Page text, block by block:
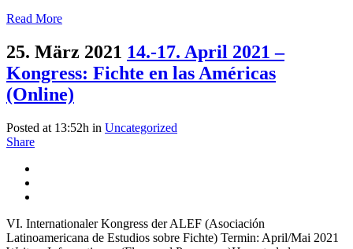
Read More
25. März 2021 14.-17. April 2021 –
Kongress: Fichte en las Américas
(Online)
Posted at 13:52h in Uncategorized
Share
VI. Internationaler Kongress der ALEF (Asociación
Latinoamericana de Estudios sobre Fichte) Termin: April/Mai 2021